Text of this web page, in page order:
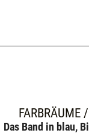
FARBRÄUME
Das Band in blau,